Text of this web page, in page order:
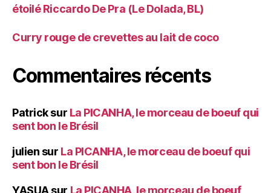
étoilé Riccardo De Pra (Le Dolada, BL)
Curry rouge de crevettes au lait de coco
Commentaires récents
Patricksur La PICANHA, le morceau de boeuf qui
sent bon le Brésil
julien sur La PICANHA, le morceau de boeuf qui
sent bon le Brésil
YASUAsur La PICANHA, le morceau de boeuf